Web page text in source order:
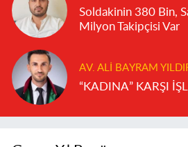
Soldakinin 380 Bin,
Milyon Takipçisi Var
AV. ALI BAYRAM
“KADINA” KARŞI